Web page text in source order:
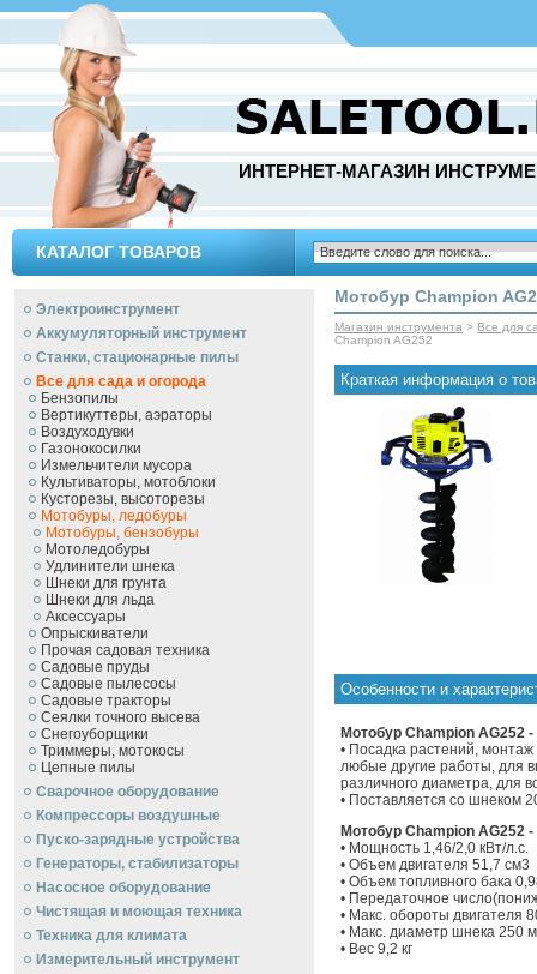
ИНТЕРНЕТ-МАГАЗИН
КАТАЛОГ ТОВАРОВ
Электроинструмент
Аккумуляторный инструмент
Станки, стационарные пилы
Все для сада и огорода
Бензопилы
Вертикуттеры, аэраторы
Воздуходувки
Газонокосилки
Измельчители мусора
Культиваторы, мотоблоки
Кусторезы, высоторезы
Мотобуры, ледобуры
Мотобуры, бензобуры
Мотоледобуры
Удлинители шнека
Шнеки для грунта
Шнеки для льда
Аксессуары
Опрыскиватели
Прочая садовая техника
Садовые пруды
Садовые пылесосы
Садовые тракторы
Сеялки точного высева
Снегоуборщики
Триммеры, мотокосы
Цепные пилы
Сварочное оборудование
Компрессоры воздушные
Пуско-зарядные устройства
Генераторы, стабилизаторы
Насосное оборудование
Чистящая и моющая техника
Техника для климата
Измерительный инструмент
Мотобур Champion
Магазин инструмента > Все для
Champion AG252
Краткая информация о
Особенности и
Мотобур Champion AG252
• Посадка растений,
любые другие работы, для
различного диаметра, для
• Поставляется со шнеком
Мотобур Champion AG252
• Мощность 1,46/2,0 кВт/л.с.
• Объем двигателя 51,7 см3
• Объем топливного бака
• Передаточное
• Макс. обороты двигателя
• Макс. диаметр шнека 250
• Вес 9,2 кг